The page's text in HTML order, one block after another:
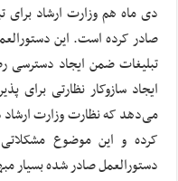
دی ماه هم وزارت ارشاد برای
صادر کرده است. این
تبلیغات ضمن ایجاد دسترسی
ایجاد سازوکار نظارتی برای
می‌دهد که نظارت وزارت
کرده و این موضوع
دستورالعمل صادر شده بسیار